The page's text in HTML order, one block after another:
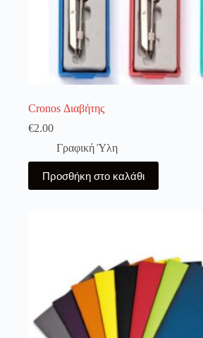
Cronos Διαβήτης
€2.00
Γραφική Ύλη
Προσθήκη στο καλάθι